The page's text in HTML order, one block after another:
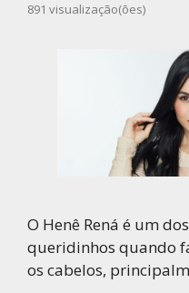
891 visualização(ões)
O Henê Rená é um
queridinhos quando
os cabelos,